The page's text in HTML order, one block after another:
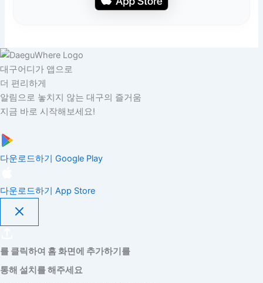
대구어디가 앱으로
더 편리하게
알림으로 놓치지 않는 대구의 즐거움
지금 바로 시작해보세요!
다운로드하기 Google Play
다운로드하기 App Store
를 클릭하여 홈 화면에 추가하기를
통해 설치를 해주세요